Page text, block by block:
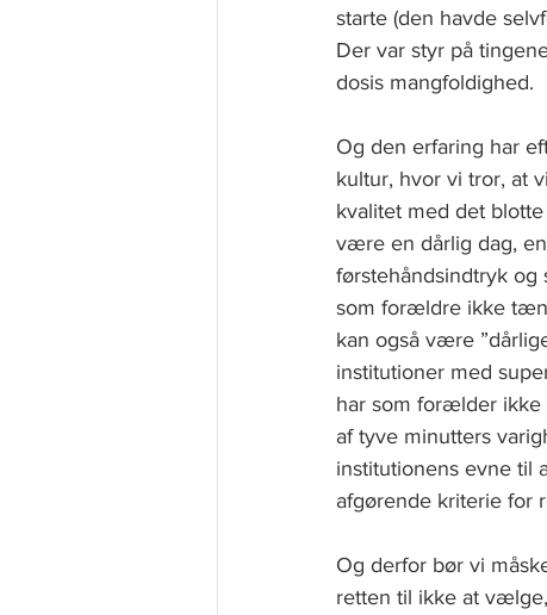
starte (den havde
Der var styr på
dosis mangfoldighed.
Og den erfaring har
kultur, hvor vi tror, at
kvalitet med det
være en dårlig dag,
førstehåndsindtryk
som forældre ikke
kan også være
institutioner med
har som forælder ikke
af tyve minutters
institutionens evne til
afgørende kriterie for
Og derfor bør vi
retten til ikke at